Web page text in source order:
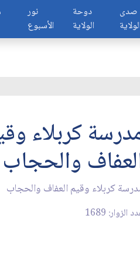
نور
الأسبوع
دوحة
الولاية
صدى
الولاية
كربلاء
والحجاب
كربلاء وقيم العفاف والحجاب
الزوار: 1689